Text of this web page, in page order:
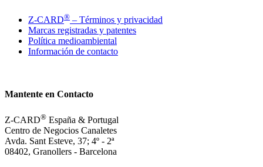
Z-CARD® – Términos y privacidad
Marcas registradas y patentes
Política medioambiental
Información de contacto
Mantente en Contacto
Z-CARD® España & Portugal
Centro de Negocios Canaletes
Avda. Sant Esteve, 37; 4º - 2ª
08402, Granollers - Barcelona